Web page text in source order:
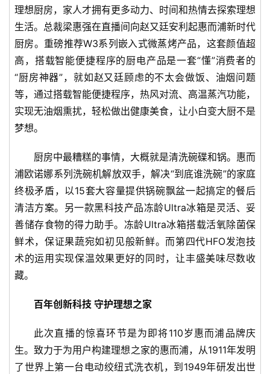
智
能
A
科
技
快
讯
创
投
纪
数
说
新
商
栏
理想厨房，家人才拥有更多动力、时间和热情去探索理想
生活。总裁梁惠强在直播间向赵又廷安利起惠而浦新时代
厨房。重磅推荐W3系列嵌入式微蒸烤产品，这套颜值超
高，搭载智能便捷程序的厨电产品是一套“懂”消费者的
“厨房神器”，就如赵又廷顾虑的不太会做饭、油烟问题
等，通过搭载智能便捷程序，热风对流、高温蒸汽功能，
实现无油烟熏扰，轻松做出健康美食，让小白变大厨不是
梦想。
厨房中最糟糕的事情，大概就是清洗碗碟和锅。惠而
浦欧诺娜系列洗碗机解放双手，解决“到底谁洗碗”的家庭
终极矛盾，以15套大容量提供锅碗飘盆一起搞定的餐后
清洁方案。另一款黑科技产品冻龄Ultra冰箱是灵活、妥
善储存食物的得力助手。冻龄Ultra冰箱搭载活氧除菌保
鲜术，保证果蔬宛如初见般新鲜。而第四代HFO发泡技
术的运用实现保温效果更好的同时，让丰盛美味尽数收
藏。
百年创新科技 守护理想之家
此次直播的惊喜环节是为即将110岁惠而浦品牌庆
生。致力于为用户构建理想之家的惠而浦，从1911年发明
了世界上第一台电动绞纽式洗衣机，到1949年研发出世